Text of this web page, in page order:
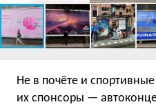
Не в почёте и
их спонсоры —